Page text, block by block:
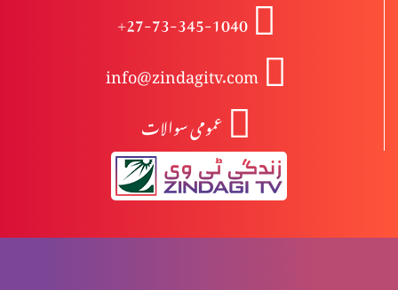
مجھ گنہگار پر رحم فرما
آزادی اور غلامی
+27-73-345-1040
info@zindagitv.com
عمومی سوالات